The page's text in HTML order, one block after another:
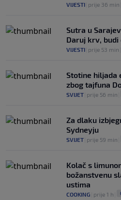
VIJESTI prije 36 min
Sutra u
Daruj krv,
VIJESTI prije 53 min
Stotine hiljada
zbog tajfuna
SVIJET prije 56 min
Za dlaku
Sydneyju
SVIJET prije 59 min
Kolač s
božanstvenu
ustima
COOKING prije 1 h